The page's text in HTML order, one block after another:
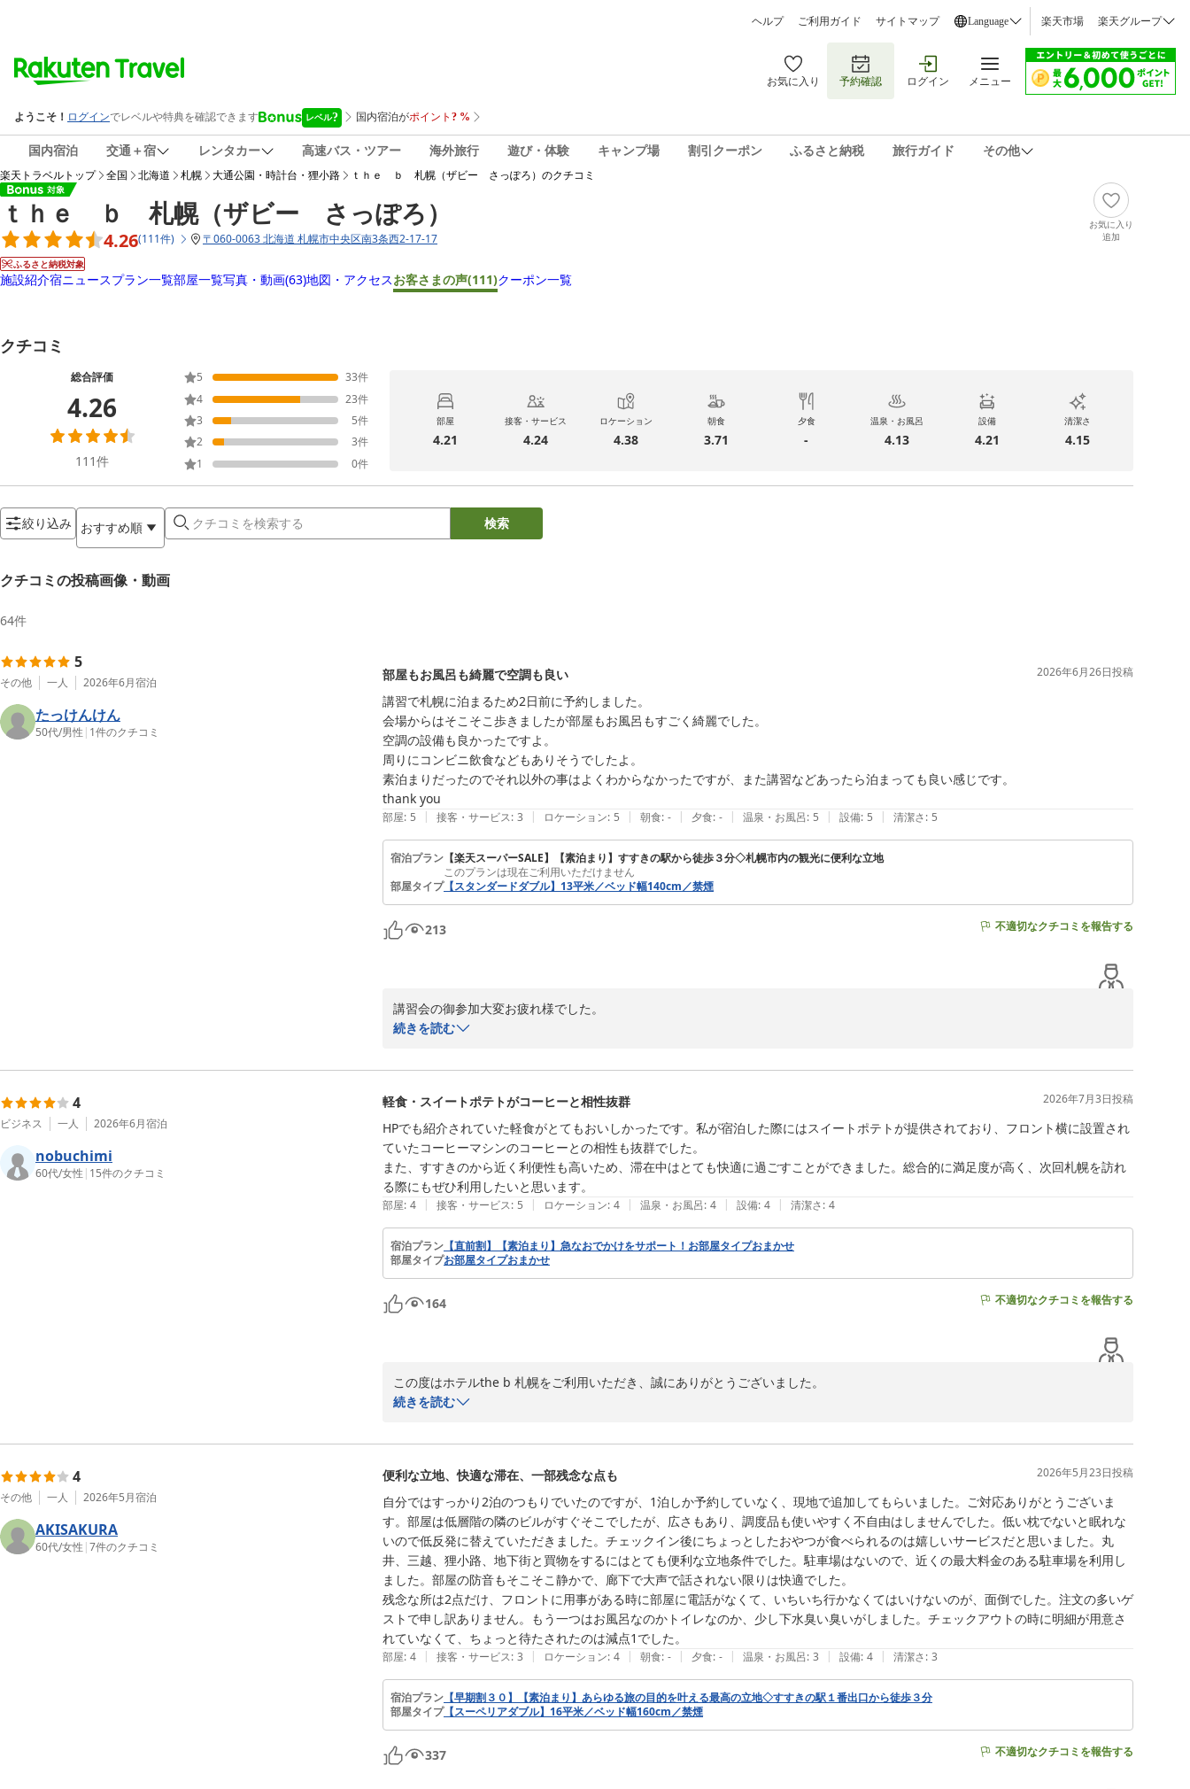
ヘルプ ご利用ガイド サイトマップ Language 楽天市場 楽天グループ
お気に入り 予約確認 ログイン メニュー
国内宿泊 交通＋宿 レンタカー 高速バス・ツアー 海外旅行 遊び・体験 キャンプ場 割引クーポン ふるさと納税 旅行ガイド その他
楽天トラベルトップ 全国 北海道 札幌 大通公園・時計台・狸小路 ｔｈｅ ｂ 札幌（ザビー さっぽろ） のクチコミ
ｔｈｅ ｂ 札幌（ザビー さっぽろ）
4.26(111件) 〒060-0063 北海道 札幌市中央区南3条西2-17-17
ふるさと納税対象
お気に入り
追加
施設紹介宿ニュースプラン一覧部屋一覧写真・動画(63)地図・アクセスお客さまの声(111)クーポン一覧
クチコミ
総合評価
4.26
111件
5 33件
4
23件
3
5件
2
3件
1
0件
部屋
4.21
接客・サービス
4.24
ロケーション
4.38
朝食
3.71
夕食
-
温泉・お風呂
4.13
設備
4.21
清潔さ
4.15
絞り込み おすすめ順 検索
クチコミの投稿画像・動画
64件
5
その他 一人 2026年6月宿泊
たっけんけん
50代/男性 | 1件のクチコミ
部屋もお風呂も綺麗で空調も良い 2026年6月26日投稿
講習で札幌に泊まるため2日前に予約しました。
会場からはそこそこ歩きましたが部屋もお風呂もすごく綺麗でした。
空調の設備も良かったですよ。
周りにコンビニ飲食などもありそうでしたよ。
素泊まりだったのでそれ以外の事はよくわからなかったですが、また講習などあったら泊まっても良い感じです。
thank you
部屋: 5 | 接客・サービス: 3 | ロケーション: 5 | 朝食: - | 夕食: - | 温泉・お風呂: 5 | 設備: 5 | 清潔さ: 5
宿泊プラン 【楽天スーパーSALE】【素泊まり】すすきの駅から徒歩３分◇札幌市内の観光に便利な立地
このプランは現在ご利用いただけません
部屋タイプ【スタンダードダブル】13平米／ベッド幅140cm／禁煙
213 不適切なクチコミを報告する
講習会の御参加大変お疲れ様でした。
2日前という直前のタイミングで数あるホテルの中から「the b 札幌」を見つけてご予約いただけたこと最高の出会いに感謝いたし
また、会場から少し歩かれたとのこと本当にお疲れ様でした。
当ホテルの周辺は、美味しい飲食店や便利なコンビニがすぐ近くに揃う「隠れたグルメスポット」でもあります。
今回は素泊まりとのことでしたが、次回はぜひ周辺の札幌グルメも開拓してみてくださいね。
また札幌で講習やイベントがある際は、ぜひ当ホテルを「マイホーム」のようにお使いください！次回はもっと快適で楽しい滞在
になるよう最高の笑顔でお待ちしております！
ｔｈｅ ｂ 札幌（ザビー さっぽろ）
2026-06-27
続きを読む
4
ビジネス 一人 2026年6月宿泊
nobuchimi
60代/女性 | 15件のクチコミ
軽食・スイートポテトがコーヒーと相性抜群 2026年7月3日投稿
HPでも紹介されていた軽食がとてもおいしかったです。私が宿泊した際にはスイートポテトが提供されており、フロント横に設置され
ていたコーヒーマシンのコーヒーとの相性も抜群でした。
また、すすきのから近く利便性も高いため、滞在中はとても快適に過ごすことができました。総合的に満足度が高く、次回札幌を訪れ
る際にもぜひ利用したいと思います。
部屋: 4 | 接客・サービス: 5 | ロケーション: 4 | 温泉・お風呂: 4 | 設備: 4 | 清潔さ: 4
宿泊プラン 【直前割】【素泊まり】急なおでかけをサポート！お部屋タイプおまかせ
部屋タイプお部屋タイプおまかせ
164 不適切なクチコミを報告する
この度はホテルthe b 札幌をご利用いただき、誠にありがとうございました。
朝食へのお褒めのお言葉をいただき、大変うれしく存じます。
お客様のまたのご利用をスタッフ一同お待ち申し上げております。
ｔｈｅ ｂ 札幌（ザビー さっぽろ）
2026-07-29
続きを読む
4
その他 一人 2026年5月宿泊
AKISAKURA
60代/女性 |7件のクチコミ
便利な立地、快適な滞在、一部残念な点も 2026年5月23日投稿
自分ではすっかり2泊のつもりでいたのですが、1泊しか予約していなく、現地で追加してもらいました。ご対応ありがとうございま
す。部屋は低層階の隣のビルがすぐそこでしたが、広さもあり、調度品も使いやすく不自由はしませんでした。低い枕でないと眠れな
いので低反発に替えていただきました。チェックイン後にちょっとしたおやつが食べられるのは嬉しいサービスだと思いました。丸
井、三越、狸小路、地下街と買物をするにはとても便利な立地条件でした。駐車場はないので、近くの最大料金のある駐車場を利用し
ました。部屋の防音もそこそこ静かで、廊下で大声で話されない限りは快適でした。
残念な所は2点だけ、フロントに用事がある時に部屋に電話がなくて、いちいち行かなくてはいけないのが、面倒でした。注文の多いゲ
ストで申し訳ありません。もう一つはお風呂なのかトイレなのか、少し下水臭い臭いがしました。チェックアウトの時に明細が用意さ
れていなくて、ちょっと待たされたのは減点1でした。
部屋: 4 | 接客・サービス: 3 | ロケーション: 4 | 朝食: - | 夕食: - | 温泉・お風呂: 3 | 設備: 4 | 清潔さ: 3
宿泊プラン 【早期割３０】【素泊まり】あらゆる旅の目的を叶える最高の立地◇すすきの駅１番出口から徒歩３分
部屋タイプ【スーペリアダブル】16平米／ベッド幅160cm／禁煙
337 不適切なクチコミを報告する